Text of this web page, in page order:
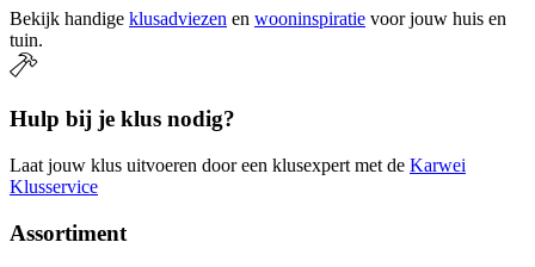
Bekijk handige klusadviezen en wooninspiratie voor jouw huis en
tuin.
Hulp bij je klus nodig?
Laat jouw klus uitvoeren door een klusexpert met de Karwei
Klusservice
Assortiment